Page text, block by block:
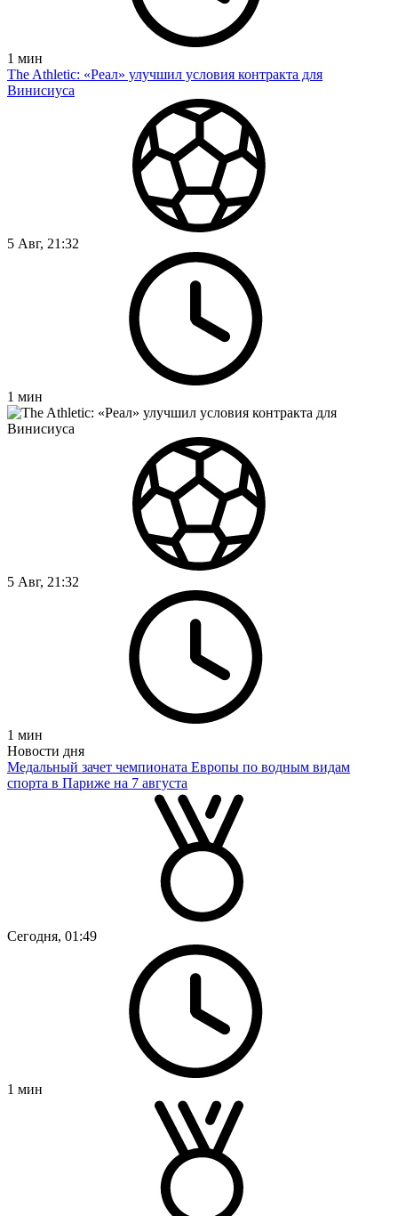
1 мин
The Athletic: «Реал» улучшил условия контракта для
Винисиуса
5 Авг, 21:32
1 мин
5 Авг, 21:32
1 мин
Новости дня
Медальный зачет чемпионата Европы по водным видам
спорта в Париже на 7 августа
Сегодня, 01:49
1 мин